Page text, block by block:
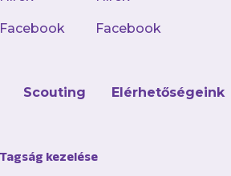
Facebook Facebook
Scouting Elérhetőségeink
Tagság kezelése
a háta mögött várta a
napját női csapatunk, ám
ugyanis a csoport utolsó két
meccsen Kránicz
ellen az volt a tét, hogy a 7.